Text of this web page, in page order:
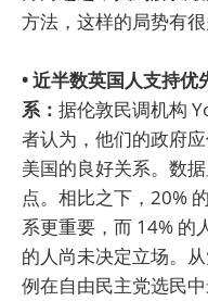
方法，这样的局势有
• 近半数英国人支持
系： 据伦敦民调机构
者认为，他们的政府
美国的良好关系。数
点。相比之下，20%
系更重要，而 14% 的
的人尚未决定立场。
例在自由民主党选民